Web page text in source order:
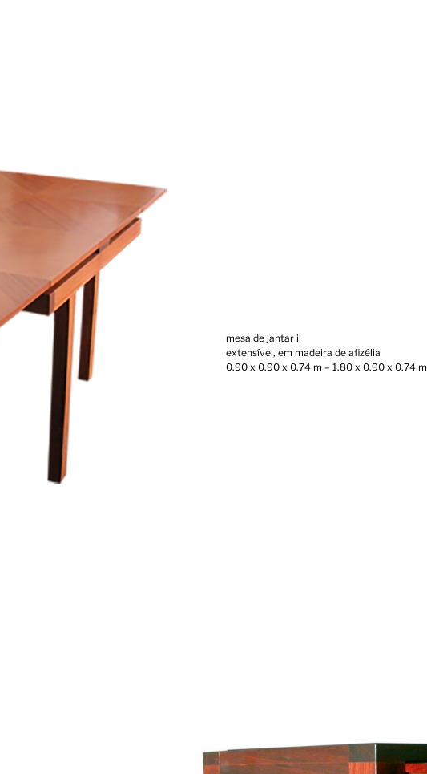
mesa de jantar ii
extensível, em madeira de afizélia
0.90 x 0.90 x 0.74 m – 1.80 x 0.90 x 0.74 m